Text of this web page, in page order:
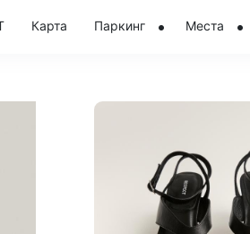
Карта Паркинг Места